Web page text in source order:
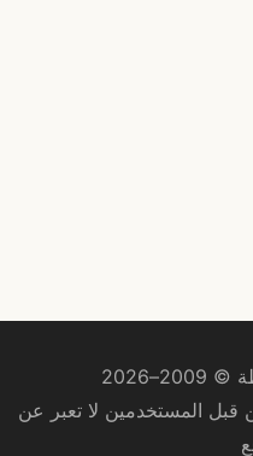
قبل المستخدمين لا تعبر عن